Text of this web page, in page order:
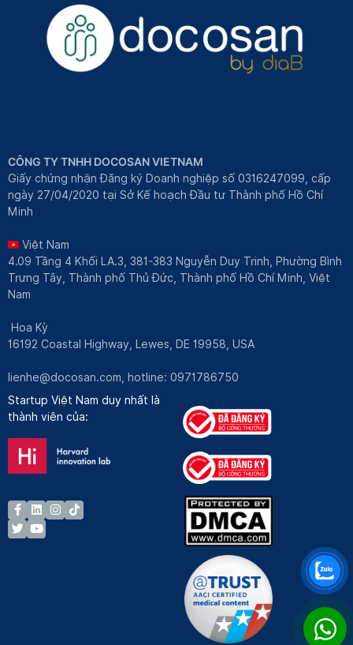
CÔNG TY TNHH DOCOSAN VIETNAM
Giấy chứng nhận Đăng ký Doanh nghiệp số 0316247099, cấp
ngày 27/04/2020 tại Sở Kế hoạch Đầu tư Thành phố Hồ Chí
Minh
Việt Nam
4.09 Tầng 4 Khối LA.3, 381-383 Nguyễn Duy Trinh, Phường Bình
Trưng Tây, Thành phố Thủ Đức, Thành phố Hồ Chí Minh, Việt
Nam
Hoa Kỳ
16192 Coastal Highway, Lewes, DE 19958, USA
lienhe@docosan.com , hotline: 0971786750
Startup Việt Nam duy nhất là
thành viên của: